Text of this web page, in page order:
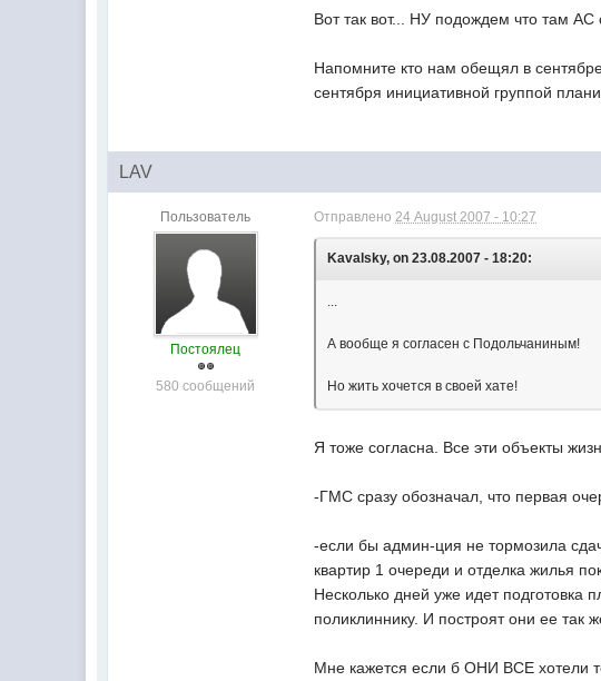
Вот так вот... НУ подождем что там АС
Напомните кто нам обещял в
сентября инициативной группой
LAV
Пользователь
Постоялец
580 сообщений
Отправлено 24 August 2007 - 10:27
Kavalsky, on 23.08.2007 - 18:20:
А вообще я согласен с Подольчаниным!
Но жить хочется в своей хате!
Я тоже согласна. Все эти объекты
-ГМС сразу обозначал, что первая
-если бы админ-ция не тормозила
квартир 1 очереди и отделка жилья
Несколько дней уже идет
поликлиннику. И построят они ее так
Мне кажется если б ОНИ ВСЕ хотели